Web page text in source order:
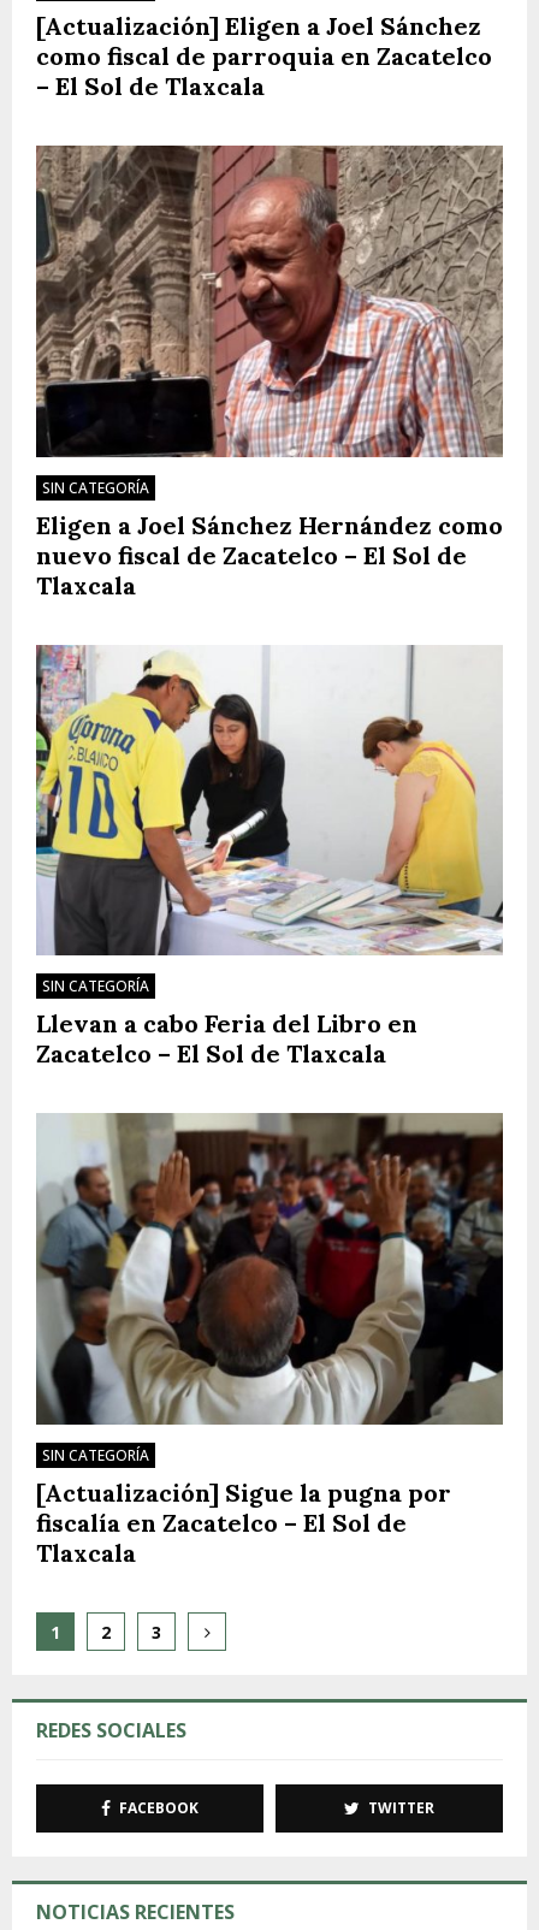
[Actualización] Eligen a Joel Sánchez
como fiscal de parroquia en Zacatelco
– El Sol de Tlaxcala
SIN CATEGORÍA
Eligen a Joel Sánchez Hernández como
nuevo fiscal de Zacatelco – El Sol de
Tlaxcala
SIN CATEGORÍA
Llevan a cabo Feria del Libro en
Zacatelco – El Sol de Tlaxcala
SIN CATEGORÍA
[Actualización] Sigue la pugna por
fiscalía en Zacatelco – El Sol de
Tlaxcala
Paginación
entradas
1 2 3
REDES SOCIALES
FACEBOOK TWITTER
NOTICIAS RECIENTES